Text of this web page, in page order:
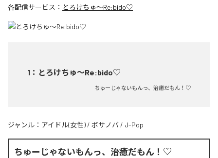
各配信サービス： とろけちゅ〜Re:bido♡
1 ： とろけちゅ〜Re:bido♡
ちゅーじゃないもんっ、治癒だもん！♡
ジャンル： アイドル(女性) / ボサノバ / J-Pop
ちゅーじゃないもんっ、治癒だもん！♡